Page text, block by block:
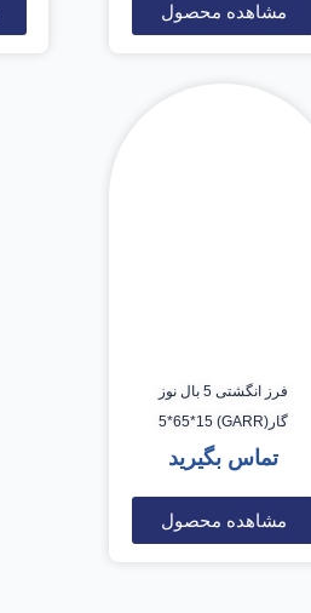
مشاهده محصول
فرز انگشتی 5 بال نوز
گار(GARR) 5*65*15
تماس بگیرید
مشاهده محصول